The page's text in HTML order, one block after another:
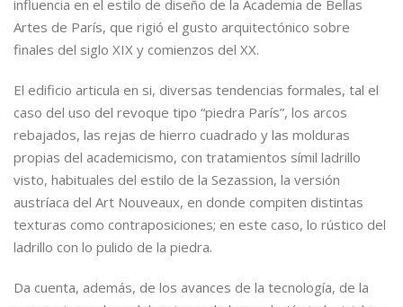
influencia en el estilo de diseño de la Academia de Bellas
Artes de París, que rigió el gusto arquitectónico sobre
finales del siglo XIX y comienzos del XX.
El edificio articula en si, diversas tendencias formales, tal el
caso del uso del revoque tipo “piedra París”, los arcos
rebajados, las rejas de hierro cuadrado y las molduras
propias del academicismo, con tratamientos símil ladrillo
visto, habituales del estilo de la Sezassion, la versión
austríaca del Art Nouveaux, en donde compiten distintas
texturas como contraposiciones; en este caso, lo rústico del
ladrillo con lo pulido de la piedra.
Da cuenta, además, de los avances de la tecnología, de la